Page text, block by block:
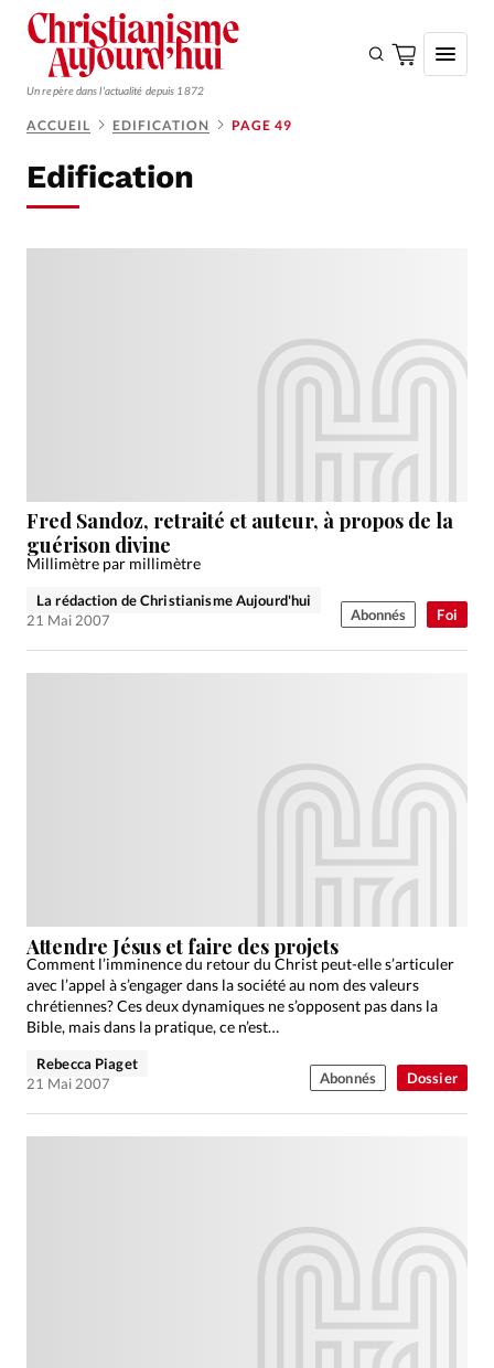
Un repère dans l'actualité depuis 1872
Monde
Devise: CHF
Tous les articles
Actualité chrétienne
Culture
Dossier
Eglises Foi Génération réveil
ACCUEIL EDIFICATION PAGE 49
Edification
Foi
Fred Sandoz, retraité et auteur, à propos de la
guérison divine
Millimètre par millimètre
La rédaction de Christianisme Aujourd'hui
21 Mai 2007
Abonnés
Dossier
Attendre Jésus et faire des projets
Comment l’imminence du retour du Christ peut-elle s’articuler
avec l’appel à s’engager dans la société au nom des valeurs
chrétiennes? Ces deux dynamiques ne s’opposent pas dans la
Bible, mais dans la pratique, ce n’est…
Rebecca Piaget
21 Mai 2007
Abonnés